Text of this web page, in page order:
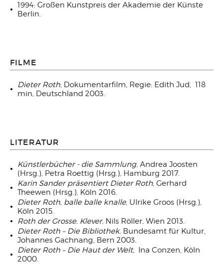
1994: Großen Kunstpreis der Akademie der Künste
Berlin.
FILME
Dieter Roth, Dokumentarfilm, Regie: Edith Jud, 118
min, Deutschland 2003.
LITERATUR
Künstlerbücher - die Sammlung, Andrea Joosten
(Hrsg.), Petra Roettig (Hrsg.), Hamburg 2017.
Karin Sander präsentiert Dieter Roth, Gerhard
Theewen (Hrsg.), Köln 2016.
Dieter Roth, balle balle knalle, Ulrike Groos (Hrsg.),
Köln 2015.
Roth der Grosse. Klever, Nils Röller, Wien 2013.
Dieter Roth – Die Bibliothek. Bundesamt für Kultur,
Johannes Gachnang, Bern 2003.
Dieter Roth – Die Haut der Welt, Ina Conzen, Köln
2000.